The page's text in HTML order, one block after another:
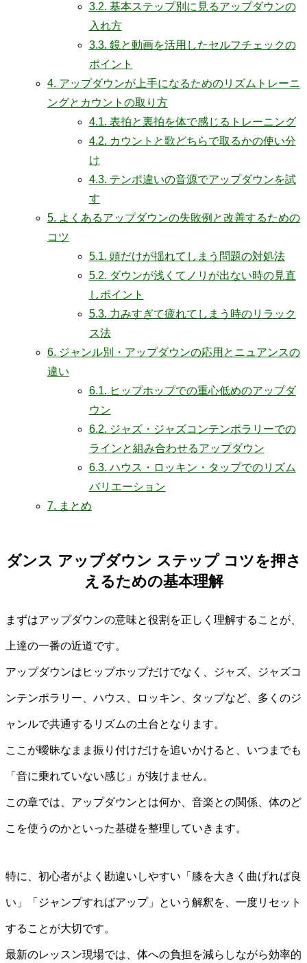
3.2. 基本ステップ別に見るアップダウンの
入れ方
3.3. 鏡と動画を活用したセルフチェックの
ポイント
4. アップダウンが上手になるためのリズムトレーニ
ングとカウントの取り方
4.1. 表拍と裏拍を体で感じるトレーニング
4.2. カウントと歌どちらで取るかの使い分
け
4.3. テンポ違いの音源でアップダウンを試
す
5. よくあるアップダウンの失敗例と改善するための
コツ
5.1. 頭だけが揺れてしまう問題の対処法
5.2. ダウンが浅くてノリが出ない時の見直
しポイント
5.3. 力みすぎて疲れてしまう時のリラック
ス法
6. ジャンル別・アップダウンの応用とニュアンスの
違い
6.1. ヒップホップでの重心低めのアップダ
ウン
6.2. ジャズ・ジャズコンテンポラリーでの
ラインと組み合わせるアップダウン
6.3. ハウス・ロッキン・タップでのリズム
バリエーション
7. まとめ
ダンス アップダウン ステップ コツを押さ
えるための基本理解
まずはアップダウンの意味と役割を正しく理解することが、
上達の一番の近道です。
アップダウンはヒップホップだけでなく、ジャズ、ジャズコ
ンテンポラリー、ハウス、ロッキン、タップなど、多くのジ
ャンルで共通するリズムの土台となります。
ここが曖昧なまま振り付けだけを追いかけると、いつまでも
「音に乗れていない感じ」が抜けません。
この章では、アップダウンとは何か、音楽との関係、体のど
こを使うのかといった基礎を整理していきます。
特に、初心者がよく勘違いしやすい「膝を大きく曲げれば良
い」「ジャンプすればアップ」という解釈を、一度リセット
することが大切です。
最新のレッスン現場では、体への負担を減らしながら効率的